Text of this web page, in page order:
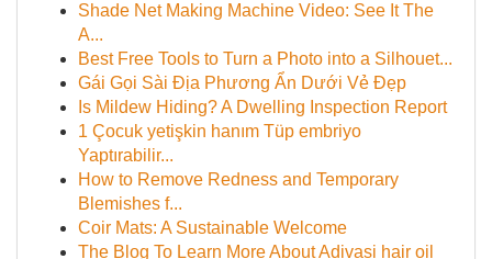
Shade Net Making Machine Video: See It The
A...
Best Free Tools to Turn a Photo into a Silhouet...
Gái Gọi Sài Địa Phương Ẩn Dưới Vẻ Đẹp
Is Mildew Hiding? A Dwelling Inspection Report
1 Çocuk yetişkin hanım Tüp embriyo
Yaptırabilir...
How to Remove Redness and Temporary
Blemishes f...
Coir Mats: A Sustainable Welcome
The Blog To Learn More About Adivasi hair oil